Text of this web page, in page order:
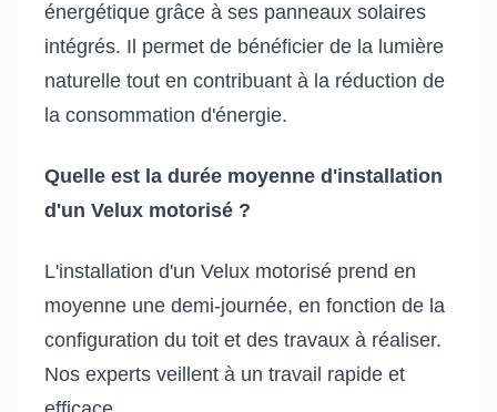
énergétique grâce à ses panneaux solaires
intégrés. Il permet de bénéficier de la lumière
naturelle tout en contribuant à la réduction de
la consommation d'énergie.
Quelle est la durée moyenne d'installation
d'un Velux motorisé ?
L'installation d'un Velux motorisé prend en
moyenne une demi-journée, en fonction de la
configuration du toit et des travaux à réaliser.
Nos experts veillent à un travail rapide et